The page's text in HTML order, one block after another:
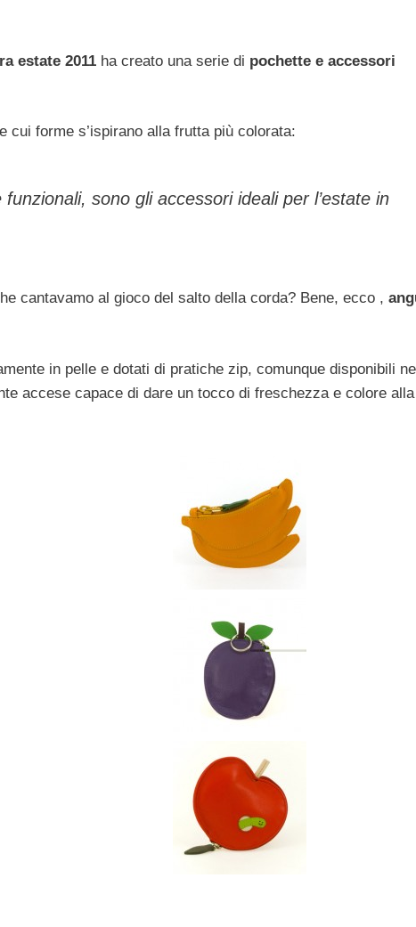
estate 2011 ha creato una serie di pochette e accessori
cui forme s’ispirano alla frutta più colorata:
sono gli accessori ideali per l’estate in
cantavamo al gioco del salto della corda? Bene, ecco ,
in pelle e dotati di pratiche zip, comunque disponibili
accese capace di dare un tocco di freschezza e colore alla